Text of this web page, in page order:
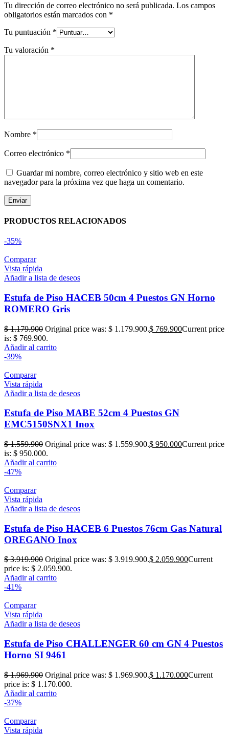
Tu dirección de correo electrónico no será publicada. Los campos
obligatorios están marcados con *
Tu puntuación *
Tu valoración *
Nombre *
Correo electrónico *
Guardar mi nombre, correo electrónico y sitio web en este
navegador para la próxima vez que haga un comentario.
PRODUCTOS RELACIONADOS
-35%
Comparar
Vista rápida
Añadir a lista de deseos
Estufa de Piso HACEB 50cm 4 Puestos GN Horno
ROMERO Gris
$1.179.900 Original price was: $ 1.179.900.$ 769.900Current price
is: $ 769.900.
Añadir al carrito
-39%
Comparar
Vista rápida
Añadir a lista de deseos
Estufa de Piso MABE 52cm 4 Puestos GN
EMC5150SNX1 Inox
$1.559.900 Original price was: $ 1.559.900.$ 950.000Current price
is: $ 950.000.
Añadir al carrito
-47%
Comparar
Vista rápida
Añadir a lista de deseos
Estufa de Piso HACEB 6 Puestos 76cm Gas Natural
OREGANO Inox
$3.919.900 Original price was: $ 3.919.900.$ 2.059.900Current
price is: $ 2.059.900.
Añadir al carrito
-41%
Comparar
Vista rápida
Añadir a lista de deseos
Estufa de Piso CHALLENGER 60 cm GN 4 Puestos
Horno SI 9461
$1.969.900 Original price was: $ 1.969.900.$ 1.170.000Current
price is: $ 1.170.000.
Añadir al carrito
-37%
Comparar
Vista rápida